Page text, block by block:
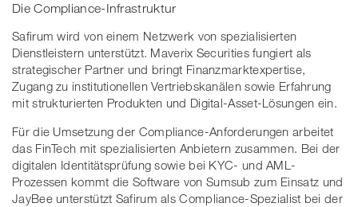
Die Compliance-Infrastruktur
Safirum wird von einem Netzwerk von spezialisierten
Dienstleistern unterstützt. Maverix Securities fungiert als
strategischer Partner und bringt Finanzmarktexpertise,
Zugang zu institutionellen Vertriebskanälen sowie Erfahrung
mit strukturierten Produkten und Digital-Asset-Lösungen ein.
Für die Umsetzung der Compliance-Anforderungen arbeitet
das FinTech mit spezialisierten Anbietern zusammen. Bei der
digitalen Identitätsprüfung sowie bei KYC- und AML-
Prozessen kommt die Software von Sumsub zum Einsatz und
JayBee unterstützt Safirum als Compliance-Spezialist bei der